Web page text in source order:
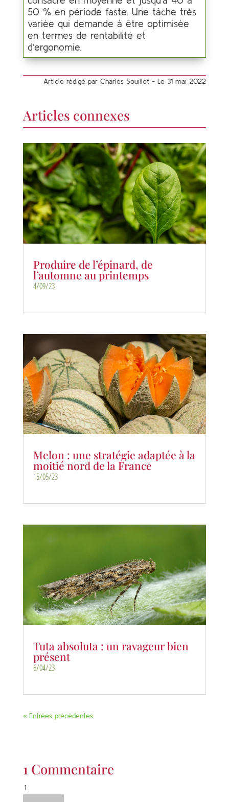
50 % en période faste. Une tâche très
variée qui demande à être optimisée
en termes de rentabilité et
d’ergonomie.
Article rédigé par Charles Souillot - Le 31 mai 2022
Articles connexes
Produire de l’épinard, de
l’automne au printemps
4/09/23
Melon : une stratégie adaptée à la
moitié nord de la France
15/05/23
Tuta absoluta : un ravageur bien
présent
6/04/23
« Entrées précédentes
1 Commentaire